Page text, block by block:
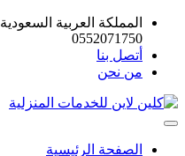
المملكة العربية السعودية
0552071750
أتصل بنا
من نحن
الصفحة الرئيسية